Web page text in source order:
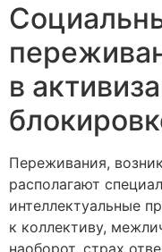
в
Переживания,
располагают
интеллектуальные
к коллективу,